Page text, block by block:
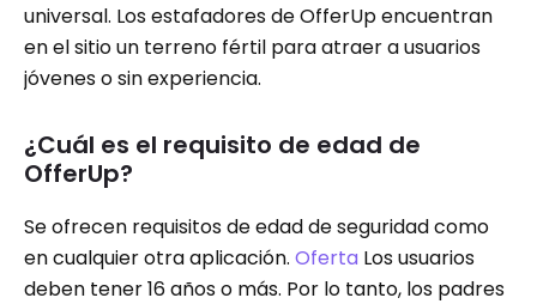
universal. Los estafadores de OfferUp encuentran
en el sitio un terreno fértil para atraer a usuarios
jóvenes o sin experiencia.
¿Cuál es el requisito de edad de
OfferUp?
Se ofrecen requisitos de edad de seguridad como
en cualquier otra aplicación. Oferta Los usuarios
deben tener 16 años o más. Por lo tanto, los padres